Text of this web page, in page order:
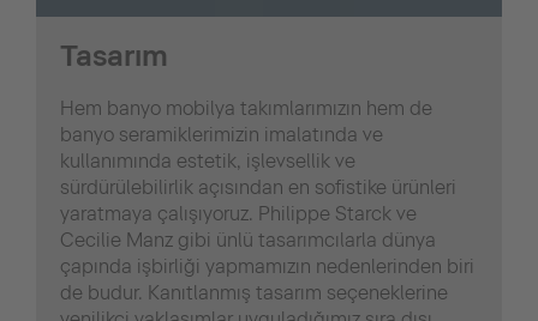
Tasarım
Hem banyo mobilya takımlarımızın hem de
banyo seramiklerimizin imalatında ve
kullanımında estetik, işlevsellik ve
sürdürülebilirlik açısından en sofistike ürünleri
yaratmaya çalışıyoruz. Philippe Starck ve
Cecilie Manz gibi ünlü tasarımcılarla dünya
çapında işbirliği yapmamızın nedenlerinden biri
de budur. Kanıtlanmış tasarım seçeneklerine